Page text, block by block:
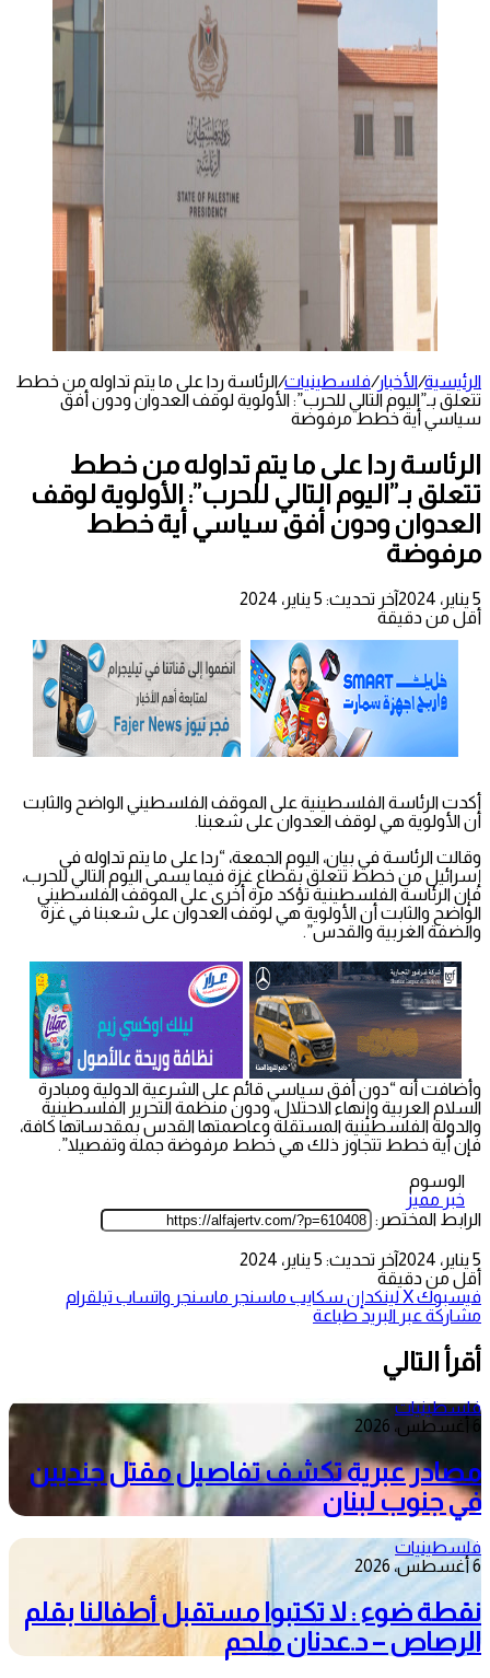
الرئيسية/الأخبار/فلسطينيات/الرئاسة ردا على ما يتم تداوله من خطط
تتعلق بـ”اليوم التالي للحرب”: الأولوية لوقف العدوان ودون أفق
سياسي أية خطط مرفوضة
الرئاسة ردا على ما يتم تداوله من خطط
تتعلق بـ”اليوم التالي للحرب”: الأولوية لوقف
العدوان ودون أفق سياسي أية خطط
مرفوضة
5 يناير، 2024
آخر تحديث: 5 يناير، 2024
أقل من دقيقة
أكدت الرئاسة الفلسطينية على الموقف الفلسطيني الواضح والثابت
أن الأولوية هي لوقف العدوان على شعبنا.
وقالت الرئاسة في بيان، اليوم الجمعة، “ردا على ما يتم تداوله في
إسرائيل من خطط تتعلق بقطاع غزة فيما يسمى اليوم التالي للحرب،
فإن الرئاسة الفلسطينية تؤكد مرة أخرى على الموقف الفلسطيني
الواضح والثابت أن الأولوية هي لوقف العدوان على شعبنا في غزة
والضفة الغربية والقدس”.
وأضافت أنه “دون أفق سياسي قائم على الشرعية الدولية ومبادرة
السلام العربية وإنهاء الاحتلال، ودون منظمة التحرير الفلسطينية
والدولة الفلسطينية المستقلة وعاصمتها القدس بمقدساتها كافة،
فإن أية خطط تتجاوز ذلك هي خطط مرفوضة جملة وتفصيلا”.
الوسوم
خبر مميز
الرابط المختصر:
5 يناير، 2024
آخر تحديث: 5 يناير، 2024
أقل من دقيقة
فيسبوك‫Xلينكدإن سكايب ماسنجر ماسنجر واتساب تيلقرام
مشاركة عبر البريد طباعة
أقرأ التالي
فلسطينيات
6 أغسطس، 2026
مصادر عبرية تكشف تفاصيل مقتل جنديين
في جنوب لبنان
فلسطينيات
6 أغسطس، 2026
نقطة ضوء : لا تكتبوا مستقبل أطفالنا بقلم
الرصاص – د.عدنان ملحم